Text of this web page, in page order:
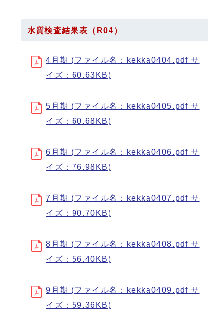
水質検査結果表（R04）
4月期 (ファイル名：kekka0404.pdf サ
イズ：60.63KB)
5月期 (ファイル名：kekka0405.pdf サ
イズ：60.68KB)
6月期 (ファイル名：kekka0406.pdf サ
イズ：76.98KB)
7月期 (ファイル名：kekka0407.pdf サ
イズ：90.70KB)
8月期 (ファイル名：kekka0408.pdf サ
イズ：56.40KB)
9月期 (ファイル名：kekka0409.pdf サ
イズ：59.36KB)